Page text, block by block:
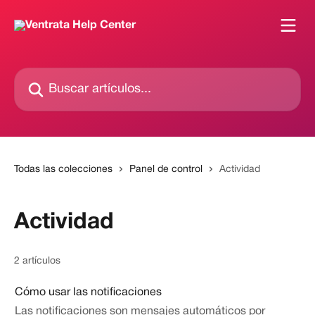
Buscar artículos...
Todas las colecciones Panel de control Actividad
Actividad
2 artículos
Cómo usar las notificaciones
Las notificaciones son mensajes automáticos por